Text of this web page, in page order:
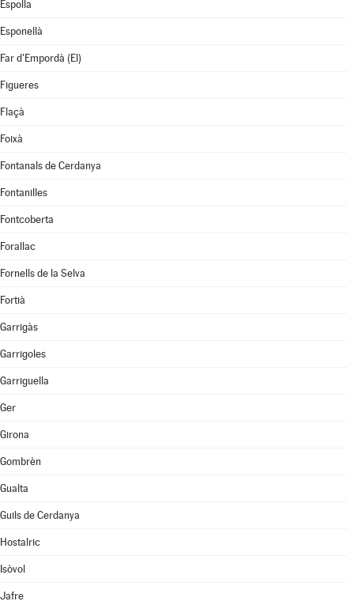
Espolla
Esponellà
Far d'Empordà (El)
Figueres
Flaçà
Foixà
Fontanals de Cerdanya
Fontanilles
Fontcoberta
Forallac
Fornells de la Selva
Fortià
Garrigàs
Garrigoles
Garriguella
Ger
Girona
Gombrèn
Gualta
Guils de Cerdanya
Hostalric
Isòvol
Jafre